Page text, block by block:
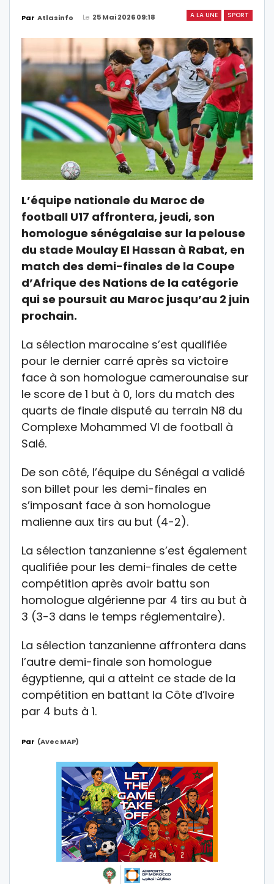
A LA UNE SPORT
Par Atlasinfo Le 25 Mai 2026 09:18
L’équipe nationale du Maroc de
football U17 affrontera, jeudi, son
homologue sénégalaise sur la pelouse
du stade Moulay El Hassan à Rabat, en
match des demi-finales de la Coupe
d’Afrique des Nations de la catégorie
qui se poursuit au Maroc jusqu’au 2 juin
prochain.
La sélection marocaine s’est qualifiée
pour le dernier carré après sa victoire
face à son homologue camerounaise sur
le score de 1 but à 0, lors du match des
quarts de finale disputé au terrain N8 du
Complexe Mohammed VI de football à
Salé.
De son côté, l’équipe du Sénégal a validé
son billet pour les demi-finales en
s’imposant face à son homologue
malienne aux tirs au but (4-2).
La sélection tanzanienne s’est également
qualifiée pour les demi-finales de cette
compétition après avoir battu son
homologue algérienne par 4 tirs au but à
3 (3-3 dans le temps réglementaire).
La sélection tanzanienne affrontera dans
l’autre demi-finale son homologue
égyptienne, qui a atteint ce stade de la
compétition en battant la Côte d’Ivoire
par 4 buts à 1.
Par (avec MAP)